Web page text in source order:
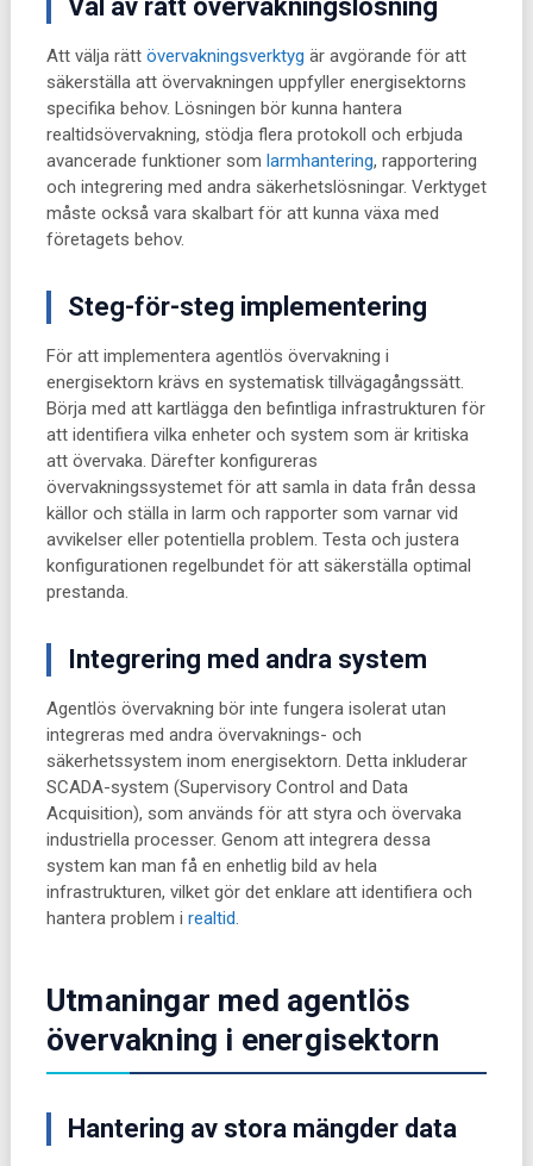
Val av rätt övervakningslösning
Att välja rätt övervakningsverktyg är avgörande för att
säkerställa att övervakningen uppfyller energisektorns
specifika behov. Lösningen bör kunna hantera
realtidsövervakning, stödja flera protokoll och erbjuda
avancerade funktioner som larmhantering, rapportering
och integrering med andra säkerhetslösningar. Verktyget
måste också vara skalbart för att kunna växa med
företagets behov.
Steg-för-steg implementering
För att implementera agentlös övervakning i
energisektorn krävs en systematisk tillvägagångssätt.
Börja med att kartlägga den befintliga infrastrukturen för
att identifiera vilka enheter och system som är kritiska
att övervaka. Därefter konfigureras
övervakningssystemet för att samla in data från dessa
källor och ställa in larm och rapporter som varnar vid
avvikelser eller potentiella problem. Testa och justera
konfigurationen regelbundet för att säkerställa optimal
prestanda.
Integrering med andra system
Agentlös övervakning bör inte fungera isolerat utan
integreras med andra övervaknings- och
säkerhetssystem inom energisektorn. Detta inkluderar
SCADA-system (Supervisory Control and Data
Acquisition), som används för att styra och övervaka
industriella processer. Genom att integrera dessa
system kan man få en enhetlig bild av hela
infrastrukturen, vilket gör det enklare att identifiera och
hantera problem i realtid.
Utmaningar med agentlös
övervakning i energisektorn
Hantering av stora mängder data